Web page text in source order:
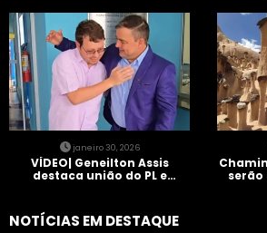
entra em protocolo de
morte encefálica
janeiro 30, 2026
VÍDEO| Geneilton Assis
destaca união do PL e
NOTÍCIAS EM DESTAQUE